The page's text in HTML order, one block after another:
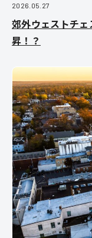
2026.05.27
郊外ウェストチ
昇！？